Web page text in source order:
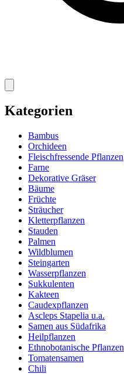
Kategorien
Bambus
Orchideen
Fleischfressende Pflanzen
Farne
Dekorative Gräser
Bäume
Früchte
Sträucher
Kletterpflanzen
Stauden
Palmen
Wildblumen
Steingarten
Wasserpflanzen
Sukkulenten
Kakteen
Caudexpflanzen
Ascleps Stapelia u.a.
Samen aus Südafrika
Heilpflanzen
Ethnobotanische Pflanzen
Tomatensamen
Chili